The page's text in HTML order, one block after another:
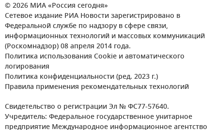
© 2026 МИА «Россия сегодня»
Сетевое издание РИА Новости зарегистрировано в
Федеральной службе по надзору в сфере связи,
информационных технологий и массовых коммуникаций
(Роскомнадзор) 08 апреля 2014 года.
Политика использования Cookie и автоматического
логирования
Политика конфиденциальности (ред. 2023 г.)
Правила применения рекомендательных технологий
Свидетельство о регистрации Эл № ФС77-57640.
Учредитель: Федеральное государственное унитарное
предприятие Международное информационное агентство